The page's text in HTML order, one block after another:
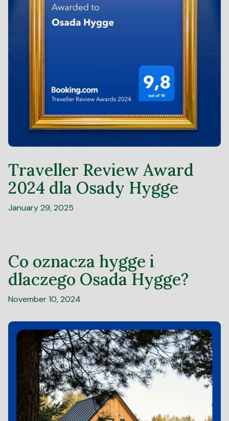
Traveller Review Award
2024 dla Osady Hygge
January 29, 2025
Co oznacza hygge i
dlaczego Osada Hygge?
November 10, 2024